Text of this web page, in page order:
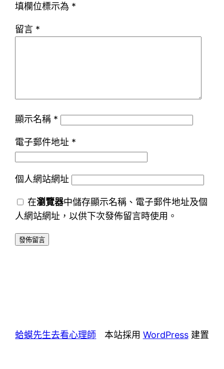
填欄位標示為 *
留言 *
顯示名稱 *
電子郵件地址 *
個人網站網址
在瀏覽器中儲存顯示名稱、電子郵件地址及個
人網站網址，以供下次發佈留言時使用。
蛤蟆先生去看心理師 本站採用 WordPress建置